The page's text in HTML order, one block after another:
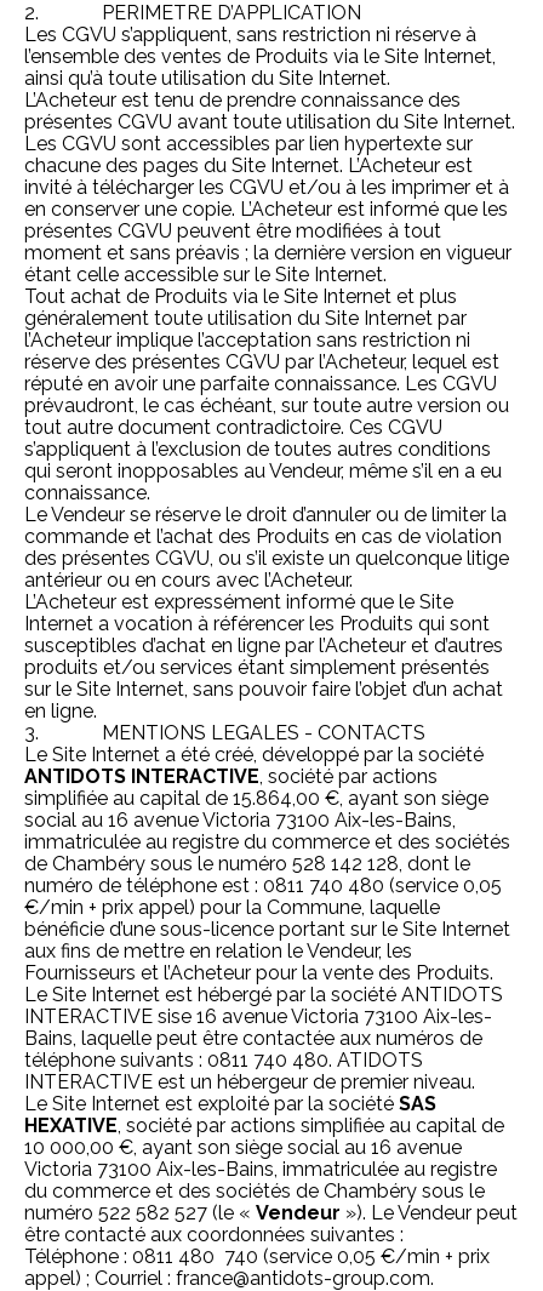
2. PERIMETRE D’APPLICATION
Les CGVU s’appliquent, sans restriction ni réserve à
l’ensemble des ventes de Produits via le Site Internet,
ainsi qu’à toute utilisation du Site Internet.
L’Acheteur est tenu de prendre connaissance des
présentes CGVU avant toute utilisation du Site Internet.
Les CGVU sont accessibles par lien hypertexte sur
chacune des pages du Site Internet. L’Acheteur est
invité à télécharger les CGVU et/ou à les imprimer et à
en conserver une copie. L’Acheteur est informé que les
présentes CGVU peuvent être modifiées à tout
moment et sans préavis ; la dernière version en vigueur
étant celle accessible sur le Site Internet.
Tout achat de Produits via le Site Internet et plus
généralement toute utilisation du Site Internet par
l’Acheteur implique l’acceptation sans restriction ni
réserve des présentes CGVU par l’Acheteur, lequel est
réputé en avoir une parfaite connaissance. Les CGVU
prévaudront, le cas échéant, sur toute autre version ou
tout autre document contradictoire. Ces CGVU
s’appliquent à l’exclusion de toutes autres conditions
qui seront inopposables au Vendeur, même s’il en a eu
connaissance.
Le Vendeur se réserve le droit d’annuler ou de limiter la
commande et l’achat des Produits en cas de violation
des présentes CGVU, ou s’il existe un quelconque litige
antérieur ou en cours avec l’Acheteur.
L’Acheteur est expressément informé que le Site
Internet a vocation à référencer les Produits qui sont
susceptibles d’achat en ligne par l’Acheteur et d’autres
produits et/ou services étant simplement présentés
sur le Site Internet, sans pouvoir faire l’objet d’un achat
en ligne.
3. MENTIONS LEGALES - CONTACTS
Le Site Internet a été créé, développé par la société
ANTIDOTS INTERACTIVE, société par actions
simplifiée au capital de 15.864,00 €, ayant son siège
social au 16 avenue Victoria 73100 Aix-les-Bains,
immatriculée au registre du commerce et des sociétés
de Chambéry sous le numéro 528 142 128, dont le
numéro de téléphone est : 0811 740 480 (service 0,05
€/min + prix appel) pour la Commune, laquelle
bénéficie d’une sous-licence portant sur le Site Internet
aux fins de mettre en relation le Vendeur, les
Fournisseurs et l’Acheteur pour la vente des Produits.
Le Site Internet est hébergé par la société ANTIDOTS
INTERACTIVE sise 16 avenue Victoria 73100 Aix-les-
Bains, laquelle peut être contactée aux numéros de
téléphone suivants : 0811 740 480. ATIDOTS
INTERACTIVE est un hébergeur de premier niveau.
Le Site Internet est exploité par la société SAS
HEXATIVE, société par actions simplifiée au capital de
10 000,00 €, ayant son siège social au 16 avenue
Victoria 73100 Aix-les-Bains, immatriculée au registre
du commerce et des sociétés de Chambéry sous le
numéro 522 582 527 (le « Vendeur »). Le Vendeur peut
être contacté aux coordonnées suivantes :
Téléphone : 0811 480 740 (service 0,05 €/min + prix
appel) ; Courriel : france@antidots-group.com.